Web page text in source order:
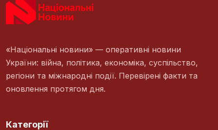
«Національні новини» — оперативні новини
України: війна, політика, економіка, суспільство,
регіони та міжнародні події. Перевірені факти та
оновлення протягом дня.
Категорії